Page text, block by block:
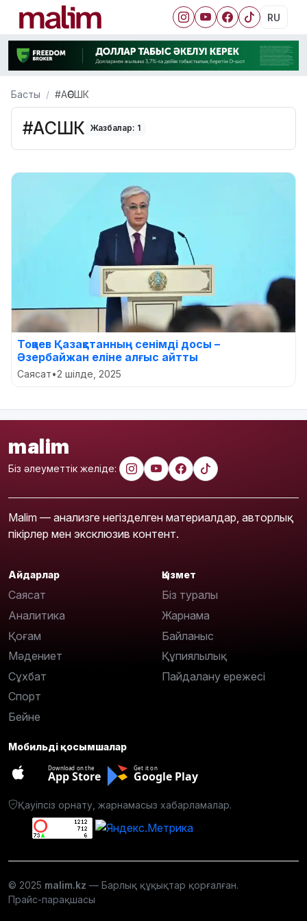
RU
Басты #АӨСШК
#АӨСШК Жазбалар: 1
Тоқаев Қазақстанның сенімді досы –
Әзербайжан еліне алғыс айтты
Саясат•2 шілде, 2025
malim
Біз әлеуметтік желіде:
Malim — анализге негізделген материалдар, авторлық
пікірлер мен эксклюзив контент.
Айдарлар
Саясат
Аналитика
Қоғам
Мәдениет
Сұхбат
Спорт
Бейне
Қызмет
Біз туралы
Жарнама
Байланыс
Құпиялылық
Пайдалану ережесі
Мобильді қосымшалар
Download on the
App Store
Get it on
Google Play
Қауіпсіз орнату, жарнамасыз хабарламалар.
© 2025 malim.kz — Барлық құқықтар қорғалған.
Прайс-парақшасы